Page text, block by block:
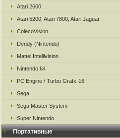
Atari 2600
Atari 5200, Atari 7800, Atari Jaguar
ColecoVision
Dendy (Nintendo)
Mattel Intellivision
Nintendo 64
PC Engine / Turbo Grafx-16
Sega
Sega Master System
Super Nintendo
Портативные